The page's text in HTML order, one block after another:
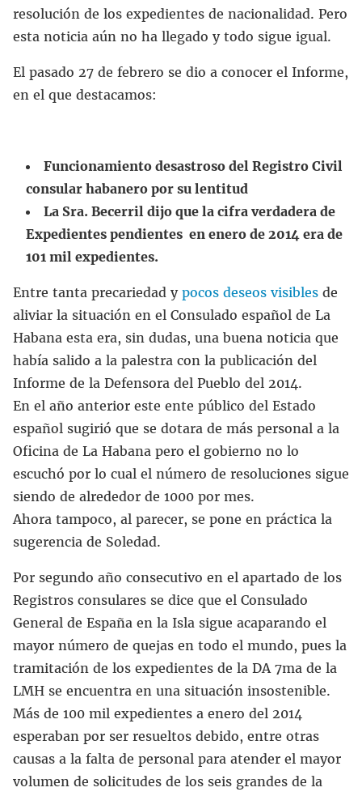
resolución de los expedientes de nacionalidad. Pero
esta noticia aún no ha llegado y todo sigue igual.
El pasado 27 de febrero se dio a conocer el Informe,
en el que destacamos:
Funcionamiento desastroso del Registro Civil
consular habanero por su lentitud
La Sra. Becerril dijo que la cifraverdadera de
Expedientes pendientes en enero de 2014 era de
101 mil expedientes.
Entre tanta precariedad y pocos deseos visibles de
aliviar la situación en el Consulado español de La
Habana esta era, sin dudas, una buena noticia que
había salido a la palestra con la publicación del
Informe de la Defensora del Pueblo del 2014.
En el año anterior este ente público del Estado
español sugirió que se dotara de más personal a la
Oficina de La Habana pero el gobierno no lo
escuchó por lo cual el número de resoluciones sigue
siendo de alrededor de 1000 por mes.
Ahora tampoco, al parecer, se pone en práctica la
sugerencia de Soledad.
Por segundo año consecutivo en el apartado de los
Registros consulares se dice que el Consulado
General de España en la Isla sigue acaparando el
mayor número de quejas en todo el mundo, pues la
tramitación de los expedientes de la DA 7ma de la
LMH se encuentra en una situación insostenible.
Más de 100 mil expedientes a enero del 2014
esperaban por ser resueltos debido, entre otras
causas a la falta de personal para atender el mayor
volumen de solicitudes de los seis grandes de la